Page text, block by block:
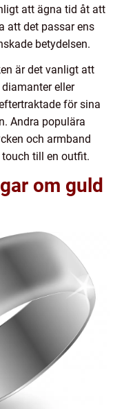
att ägna tid åt att
att det passar ens
betydelsen.
är det vanligt att
eller
för sina
Andra populära
och armband
touch till en outfit.
om guld